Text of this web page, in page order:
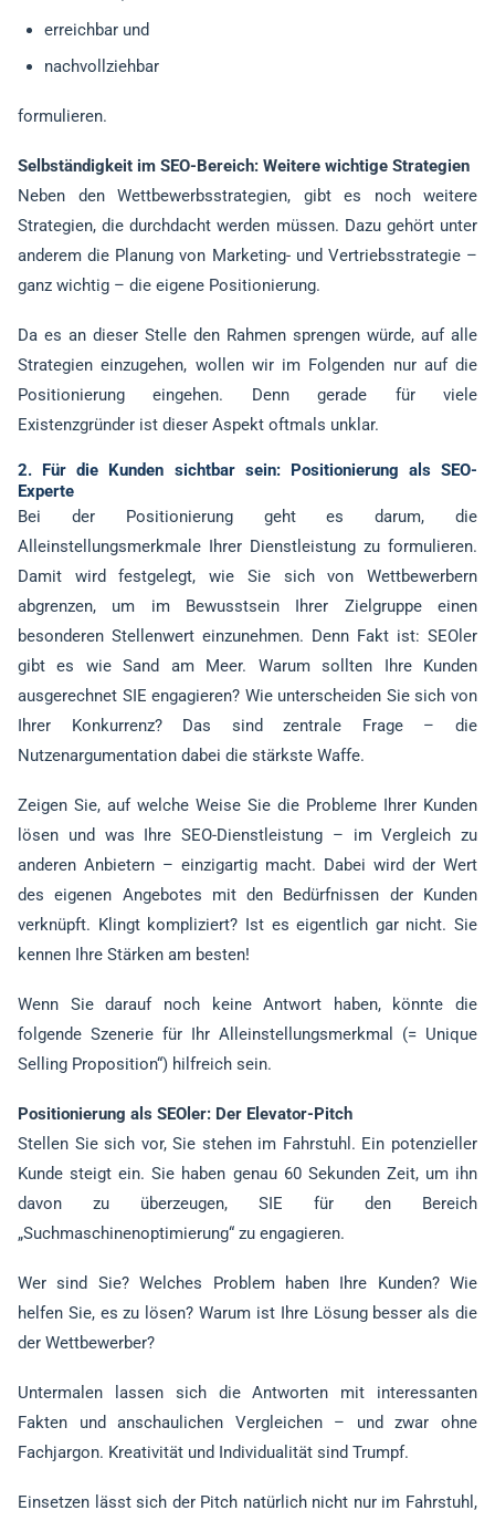
erreichbar und
nachvollziehbar
formulieren.
Selbständigkeit im SEO-Bereich: Weitere wichtige Strategien
Neben den Wettbewerbsstrategien, gibt es noch weitere
Strategien, die durchdacht werden müssen. Dazu gehört unter
anderem die Planung von Marketing- und Vertriebsstrategie –
ganz wichtig – die eigene Positionierung.
Da es an dieser Stelle den Rahmen sprengen würde, auf alle
Strategien einzugehen, wollen wir im Folgenden nur auf die
Positionierung eingehen. Denn gerade für viele
Existenzgründer ist dieser Aspekt oftmals unklar.
2. Für die Kunden sichtbar sein: Positionierung als SEO-
Experte
Bei der Positionierung geht es darum, die
Alleinstellungsmerkmale Ihrer Dienstleistung zu formulieren.
Damit wird festgelegt, wie Sie sich von Wettbewerbern
abgrenzen, um im Bewusstsein Ihrer Zielgruppe einen
besonderen Stellenwert einzunehmen. Denn Fakt ist: SEOler
gibt es wie Sand am Meer. Warum sollten Ihre Kunden
ausgerechnet SIE engagieren? Wie unterscheiden Sie sich von
Ihrer Konkurrenz? Das sind zentrale Frage – die
Nutzenargumentation dabei die stärkste Waffe.
Zeigen Sie, auf welche Weise Sie die Probleme Ihrer Kunden
lösen und was Ihre SEO-Dienstleistung – im Vergleich zu
anderen Anbietern – einzigartig macht. Dabei wird der Wert
des eigenen Angebotes mit den Bedürfnissen der Kunden
verknüpft. Klingt kompliziert? Ist es eigentlich gar nicht. Sie
kennen Ihre Stärken am besten!
Wenn Sie darauf noch keine Antwort haben, könnte die
folgende Szenerie für Ihr Alleinstellungsmerkmal (= Unique
Selling Proposition“) hilfreich sein.
Positionierung als SEOler: Der Elevator-Pitch
Stellen Sie sich vor, Sie stehen im Fahrstuhl. Ein potenzieller
Kunde steigt ein. Sie haben genau 60 Sekunden Zeit, um ihn
davon zu überzeugen, SIE für den Bereich
„Suchmaschinenoptimierung“ zu engagieren.
Wer sind Sie? Welches Problem haben Ihre Kunden? Wie
helfen Sie, es zu lösen? Warum ist Ihre Lösung besser als die
der Wettbewerber?
Untermalen lassen sich die Antworten mit interessanten
Fakten und anschaulichen Vergleichen – und zwar ohne
Fachjargon. Kreativität und Individualität sind Trumpf.
Einsetzen lässt sich der Pitch natürlich nicht nur im Fahrstuhl,